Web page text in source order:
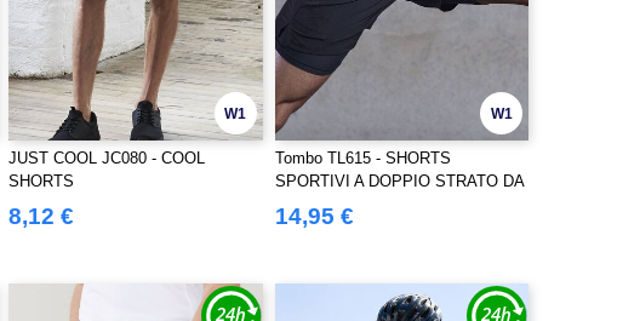
W1
JUST COOL JC080 - COOL
SHORTS
8,12 €
W1
Tombo TL615 - SHORTS
SPORTIVI A DOPPIO STRATO DA
UOMO
14,95 €